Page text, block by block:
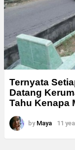
Ternyata
Datang
Tahu Kenapa
by Maya 11